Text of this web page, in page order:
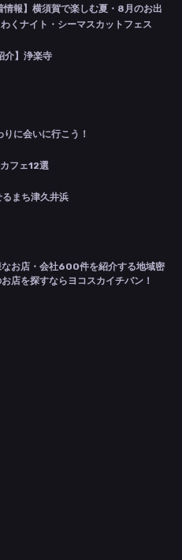
情報】横須賀で楽しむ夏・8月のお出
くナイト・シーマスカットフェス
介】浄楽寺
に会いに行こう！
フェ12選
まち津久井浜
お店・会社600件を紹介する地域密
店を探すならヨコスカイチバン！